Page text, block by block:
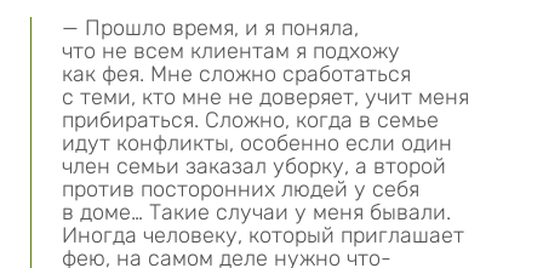
— Прошло время, и я поняла,
что не всем клиентам я подхожу
как фея. Мне сложно сработаться
с теми, кто мне не доверяет, учит меня
прибираться. Сложно, когда в семье
идут конфликты, особенно если один
член семьи заказал уборку, а второй
против посторонних людей у себя
в доме… Такие случаи у меня бывали.
Иногда человеку, который приглашает
фею, на самом деле нужно что-